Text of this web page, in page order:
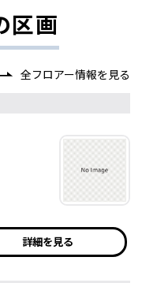
区画
全フロアー情報を見る
詳細を見る